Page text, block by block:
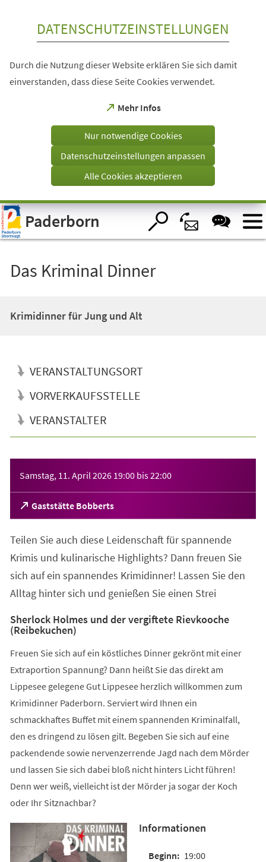
Visuelle
Assistenzsoftware
öffnen.
DATENSCHUTZEINSTELLUNGEN
Durch die Nutzung dieser Website erklären Sie sich damit
einverstanden, dass diese Seite Cookies verwendet.
Mehr Infos
(Öffnet
einem
Tab)
Nur notwendige Cookies
Datenschutzeinstellungen anpassen
Alle Cookies akzeptieren
Paderborn
Das Kriminal Dinner
Krimidinner für Jung und Alt
VERANSTALTUNGSORT
VORVERKAUFSSTELLE
VERANSTALTER
Samstag, 11. April 2026 19:00 bis22:00
Gaststätte Bobberts
(Öffnet
in
neuen
Tab)
Teilen Sie auch diese Leidenschaft für spannende
Krimis und kulinarische Highlights? Dann freuen Sie
sich auf ein spannendes Krimidinner! Lassen Sie den
Alltag hinter sich und genießen Sie einen Strei
Sherlock Holmes und der vergiftete Rievkooche
(Reibekuchen)
Freuen Sie sich auf ein köstliches Dinner gekrönt mit einer
Extraportion Spannung? Dann heißt Sie das direkt am
Lippesee gelegene Gut Lippesee herzlich willkommen zum
Krimidinner Paderborn. Serviert wird Ihnen ein
schmackhaftes Buffet mit einem spannenden Kriminalfall,
den es dringend zu lösen gilt. Begeben Sie sich auf eine
packendende sowie nervenzerrende Jagd nach dem Mörder
und lassen Sie sich dabei bloß nicht hinters Licht führen!
Denn wer weiß, vielleicht ist der Mörder ja sogar der Koch
oder Ihr Sitznachbar?
Informationen
19:00